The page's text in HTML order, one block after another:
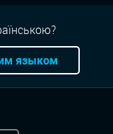
Спорт квест
языком